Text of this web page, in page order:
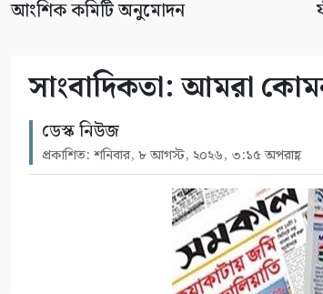
আংশিক কমিটি অনুমোদন
সাংবাদিকতা: আমরা
ডেস্ক নিউজ
প্রকাশিত: শনিবার, ৮ আগস্ট, ২০২৬, ৩:১৫ অপরাহ্ণ